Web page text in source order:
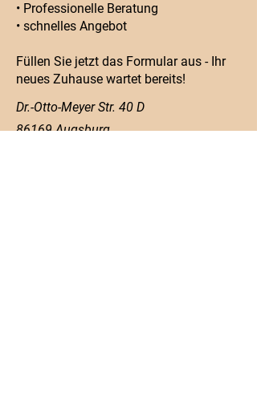
• Professionelle Beratung
• schnelles Angebot
Füllen Sie jetzt das Formular aus - Ihr
neues Zuhause wartet bereits!
Dr.-Otto-Meyer Str. 40 D
86169 Augsburg